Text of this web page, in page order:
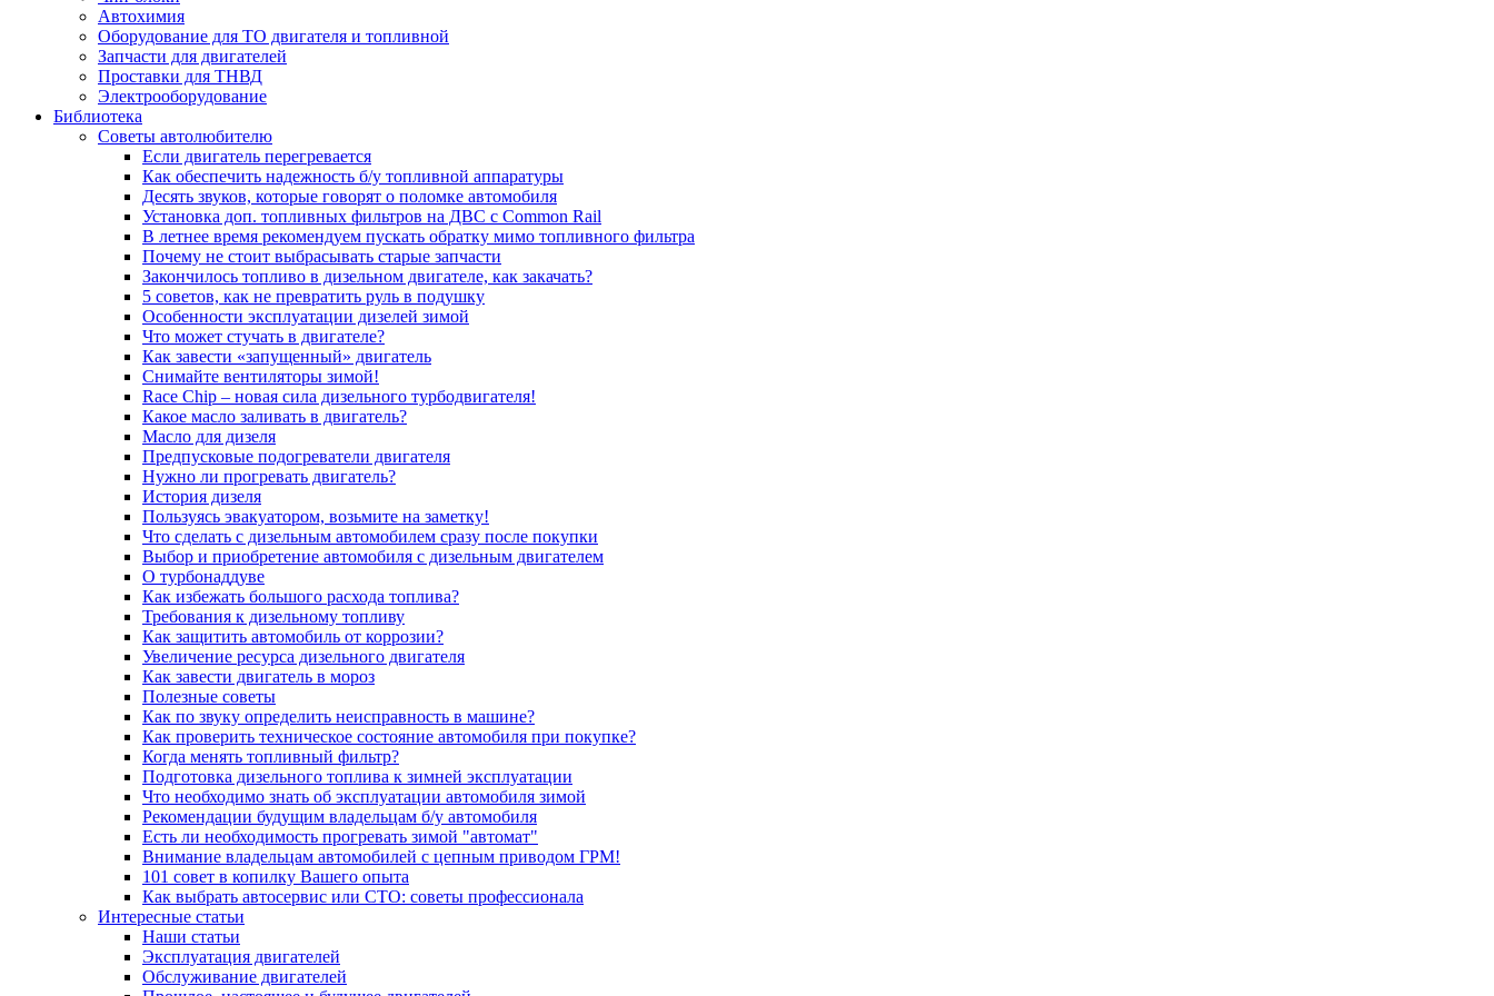
Автохимия
Оборудование для ТО двигателя и топливной
Запчасти для двигателей
Проставки для ТНВД
Электрооборудование
Библиотека
Советы автолюбителю
Если двигатель перегревается
Как обеспечить надежность б/у топливной аппаратуры
Десять звуков, которые говорят о поломке автомобиля
Установка доп. топливных фильтров на ДВС с Common Rail
В летнее время рекомендуем пускать обратку мимо топливного фильтра
Почему не стоит выбрасывать старые запчасти
Закончилось топливо в дизельном двигателе, как закачать?
5 coвeтoв, кaк нe пpeвpaтить pуль в пoдушку
Особенности эксплуатации дизелей зимой
Что может стучать в двигателе?
Как завести «запущенный» двигатель
Снимайте вентиляторы зимой!
Race Chip – новая сила дизельного турбодвигателя!
Какое масло заливать в двигатель?
Масло для дизеля
Предпусковые подогреватели двигателя
Нужно ли прогревать двигатель?
История дизеля
Пользуясь эвакуатором, возьмите на заметку!
Что сделать с дизельным автомобилем сразу после покупки
Выбор и приобретение автомобиля с дизельным двигателем
О турбонаддуве
Как избежать большого расхода топлива?
Требования к дизельному топливу
Как защитить автомобиль от коррозии?
Увеличение ресурса дизельного двигателя
Как завести двигатель в мороз
Полезные советы
Как по звуку определить неисправность в машине?
Как проверить техническое состояние автомобиля при покупке?
Когда менять топливный фильтр?
Подготовка дизельного топлива к зимней эксплуатации
Что необходимо знать об эксплуатации автомобиля зимой
Рекомендации будущим владельцам б/у автомобиля
Есть ли необходимость прогревать зимой "автомат"
Внимание владельцам автомобилей с цепным приводом ГРМ!
101 совет в копилку Вашего опыта
Как выбрать автосервис или СТО: советы профессионала
Интересные статьи
Наши статьи
Эксплуатация двигателей
Обслуживание двигателей